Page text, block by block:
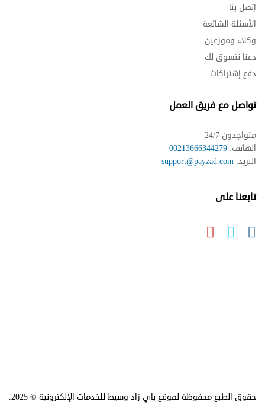
إتصل بنا
الأسئلة الشائعة
وكلاء وموزعين
دعنا نتسوق لك
دفع إشتراكات
تواصل مع فريق العمل
متواجدون 24/7
الهاتف: 00213666344279
البريد: support@payzad.com
تابعنا على
حقوق الطبع محفوظة لموقع باي زاد وسيط للخدمات الإلكترونية © 2025.